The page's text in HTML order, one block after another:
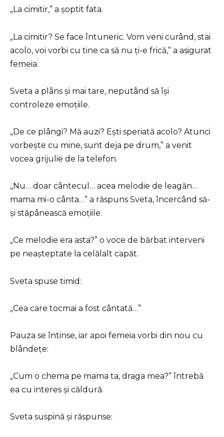
„La cimitir,” a șoptit fata.
„La cimitir? Se face întuneric. Vom veni curând, stai
acolo, voi vorbi cu tine ca să nu ți-e frică,” a asigurat
femeia.
Sveta a plâns și mai tare, neputând să își
controleze emoțiile.
„De ce plângi? Mă auzi? Ești speriată acolo? Atunci
vorbește cu mine, sunt deja pe drum,” a venit
vocea grijulie de la telefon.
„Nu… doar cântecul… acea melodie de leagăn…
mama mi-o cânta…” a răspuns Sveta, încercând să-
și stăpânească emoțiile.
„Ce melodie era asta?” o voce de bărbat interveni
pe neașteptate la celălalt capăt.
Sveta spuse timid:
„Cea care tocmai a fost cântată…”
Pauza se întinse, iar apoi femeia vorbi din nou cu
blândețe:
„Cum o chema pe mama ta, draga mea?” întrebă
ea cu interes și căldură.
Sveta suspină și răspunse: